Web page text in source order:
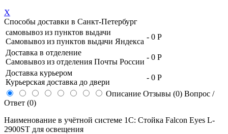
X
Способы доставки в Санкт-Петербург
самовывоз из пунктов выдачи
Самовывоз из пунктов выдачи Яндекса
- 0 Р
Доставка в отделение
Самовывоз из отделения Почты России
- 0 Р
Доставка курьером
Курьерская доставка до двери
- 0 Р
Описание Отзывы (0) Вопрос /
Ответ (0)
Наименование в учётной системе 1С: Стойка Falcon Eyes L-
2900ST для освещения